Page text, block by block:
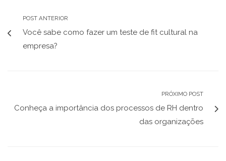
POST ANTERIOR
Você sabe como fazer um teste de fit cultural na
empresa?
PRÓXIMO POST
Conheça a importância dos processos de RH dentro
das organizações